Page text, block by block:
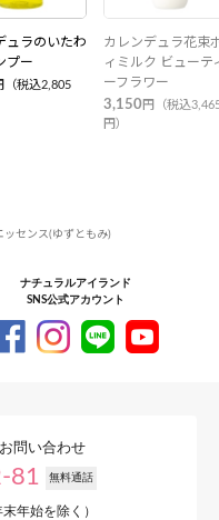
ュラのいたわ
プー
（税込2,805
カレンデュラ花束
ィミルク ビューテ
ーフラワー
3,150 円（税込
円）
ッセンス(ゆずともみ)
ナチュラルアイランド
SNS公式アカウント
問い合わせ
81 無料通話
年始を除く）